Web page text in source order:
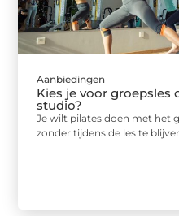
Aanbiedingen
Kies je voor groepsles
studio?
Je wilt pilates doen met het
zonder tijdens de les te